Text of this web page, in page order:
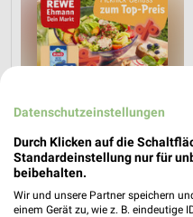
Datenschutzeinstellungen
Durch Klicken auf die
Standardeinstellung nur für
beibehalten.
Wir und unsere Partner speichern
einem Gerät zu, wie z. B. eindeutige